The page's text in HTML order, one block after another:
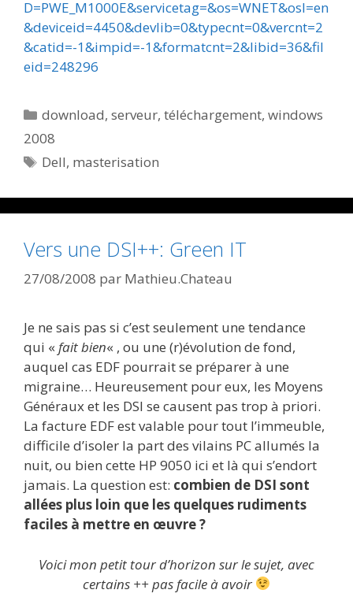
D=PWE_M1000E&servicetag=&os=WNET&osl=en
&deviceid=4450&devlib=0&typecnt=0&vercnt=2
&catid=-1&impid=-1&formatcnt=2&libid=36&fil
eid=248296
Catégories
download,serveur,téléchargement,windows
2008
Étiquettes
Dell, masterisation
Vers une DSI++: Green IT
27/08/2008 par Mathieu.Chateau
Je ne sais pas si c’est seulement une tendance
qui « fait bien« , ou une (r)évolution de fond,
auquel cas EDF pourrait se préparer à une
migraine… Heureusement pour eux, les Moyens
Généraux et les DSI se causent pas trop à priori.
La facture EDF est valable pour tout l’immeuble,
difficile d’isoler la part des vilains PC allumés la
nuit, ou bien cette HP 9050 ici et là qui s’endort
jamais. La question est: combien de DSI sont
allées plus loin que les quelques rudiments
faciles à mettre en œuvre ?
Voici mon petit tour d’horizon sur le sujet, avec
certains ++ pas facile à avoir